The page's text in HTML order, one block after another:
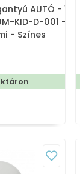
AUTÓ - 1
KID-D-001 -
- Színes